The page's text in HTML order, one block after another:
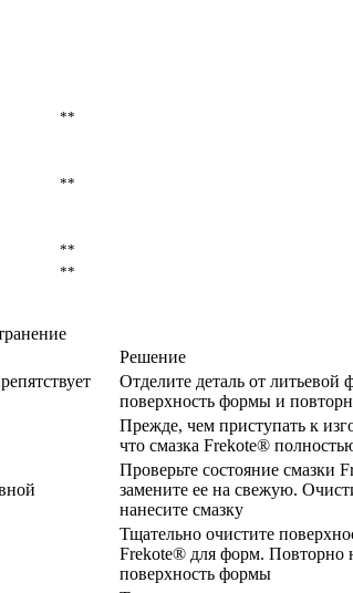
**
**
**
**
Решение
Отделите деталь от
поверхность формы и
Прежде, чем приступать к
что смазка Frekote®
Проверьте состояние смазки
замените ее на свежую.
нанесите смазку
Тщательно очистите
Frekote® для форм. Повторно
поверхность формы